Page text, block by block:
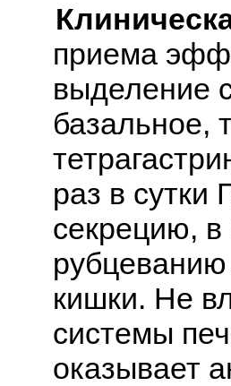
приема
выделение
базальное,
раз в сутки
секрецию, в
кишки. Не
системы
оказывает